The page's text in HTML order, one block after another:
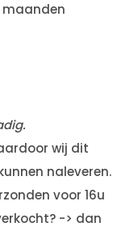
maanden
wij dit
naleveren.
voor 16u
-> dan